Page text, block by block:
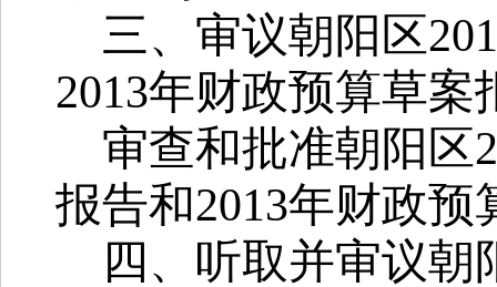
三、审议朝阳区
2013年财政预算草案
审查和批准朝阳区
报告和2013年财政预
四、听取并审议